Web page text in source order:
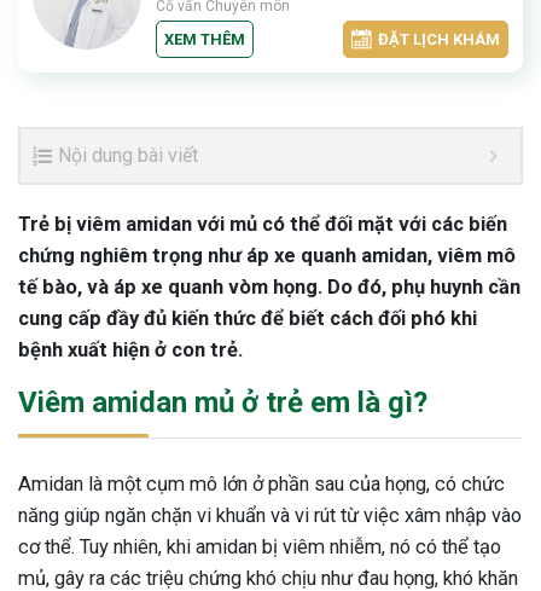
Cố vấn Chuyên môn
XEM THÊM ĐẶT LỊCH KHÁM
Nội dung bài viết
Trẻ bị viêm amidan với mủ có thể đối mặt với các biến
chứng nghiêm trọng như áp xe quanh amidan, viêm mô
tế bào, và áp xe quanh vòm họng. Do đó, phụ huynh cần
cung cấp đầy đủ kiến thức để biết cách đối phó khi
bệnh xuất hiện ở con trẻ.
Viêm amidan mủ ở trẻ em là gì?
Amidan là một cụm mô lớn ở phần sau của họng, có chức
năng giúp ngăn chặn vi khuẩn và vi rút từ việc xâm nhập vào
cơ thể. Tuy nhiên, khi amidan bị viêm nhiễm, nó có thể tạo
mủ, gây ra các triệu chứng khó chịu như đau họng, khó khăn